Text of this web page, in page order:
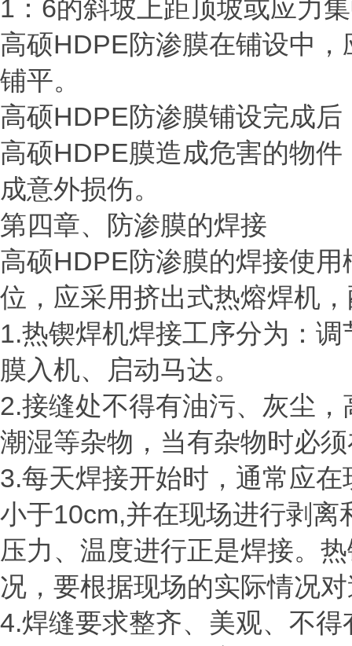
1：6的斜坡上距顶坡或应力
高硕HDPE防渗膜在铺设中
铺平。
高硕HDPE防渗膜铺设完成
高硕HDPE膜造成危害的物
成意外损伤。
第四章、防渗膜的焊接
高硕HDPE防渗膜的焊接使
位，应采用挤出式热熔焊机
1.热锲焊机焊接工序分为：
膜入机、启动马达。
2.接缝处不得有油污、灰尘
潮湿等杂物，当有杂物时必
3.每天焊接开始时，通常应
小于10cm,并在现场进行剥
压力、温度进行正是焊接。
况，要根据现场的实际情况
4.焊缝要求整齐、美观、不